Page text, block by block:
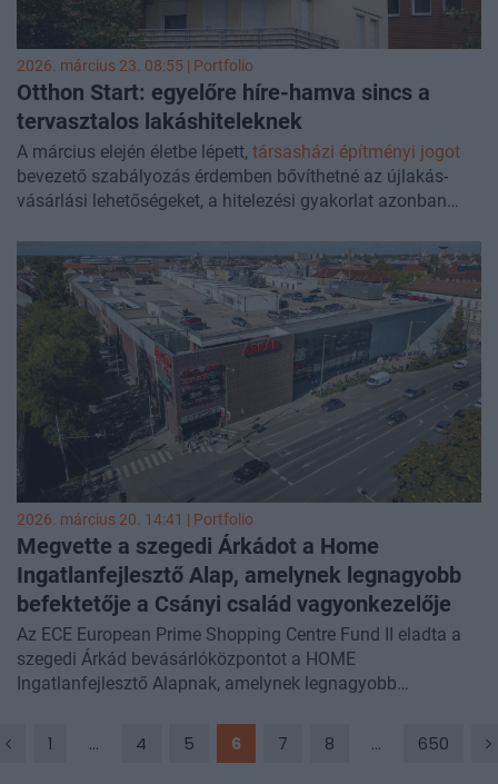
2026. március 23. 08:55 | Portfolio
Otthon Start: egyelőre híre-hamva sincs a
tervasztalos lakáshiteleknek
A március elején életbe lépett, társasházi építményi jogot
bevezető szabályozás érdemben bővíthetné az újlakás-
vásárlási lehetőségeket, a hitelezési gyakorlat azonban
2026. március 20. 14:41 | Portfolio
Megvette a szegedi Árkádot a Home
Ingatlanfejlesztő Alap, amelynek legnagyobb
befektetője a Csányi család vagyonkezelője
Az ECE European Prime Shopping Centre Fund II eladta a
szegedi Árkád bevásárlóközpontot a HOME
Ingatlanfejlesztő Alapnak, amelynek legnagyobb
Unity Asset Management Foundation - írta közleményében
az ECE Real Estate Partners. Az ügylet az elmúlt három év
1 ... 4 5 6 7 8 ... 650